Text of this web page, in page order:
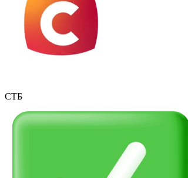
СТБ